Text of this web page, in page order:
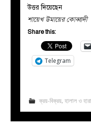
উত্তর দিয়েছেন
শায়েখ উমায়ের কোব্বাদী
Share this:
Telegram
ক্রয়-বিক্রয়, হালাল ও